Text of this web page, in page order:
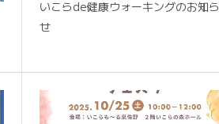
いこらde健康ウォーキングのお知ら
せ